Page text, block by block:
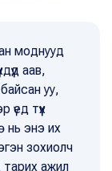
моднууд
аав,
уу,
түүх
нь энэ их
зохиолч
ажил